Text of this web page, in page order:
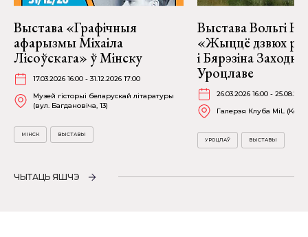
Выстава «Графічныя
афарызмы Міхаіла
Лісоўскага» ў Мінску
17.03.2026 16:00 - 31.12.2026 17:00
Музей гісторыі беларускай літаратуры
(вул. Багдановіча, 13)
МІНСК ВЫСТАВЫ
Выстава Вольгі
«Жыццё дзвюх
і Бярэзіна
Уроцлаве
26.03.2026 16:00 -
Галерэя Клуба MiL
УРОЦЛАЎ ВЫСТАВЫ
ЧЫТАЦЬ ЯШЧЭ